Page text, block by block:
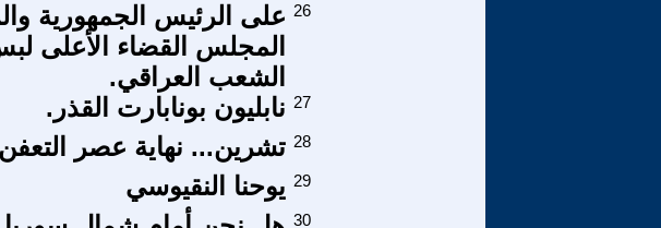
على الرئيس الجمهورية
المجلس القضاء الأعلى
الشعب العراقي.
26
نابليون بونابارت القذر. 27
تشرين... نهاية عصر التعفن 28
يوحنا النقيوسي 29
30